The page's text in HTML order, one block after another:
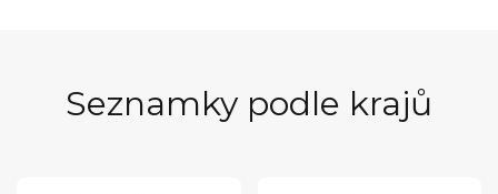
Seznamky podle krajů